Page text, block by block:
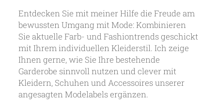
Entdecken Sie mit meiner Hilfe die Freude am
bewussten Umgang mit Mode: Kombinieren
Sie aktuelle Farb- und Fashiontrends geschickt
mit Ihrem individuellen Kleiderstil. Ich zeige
Ihnen gerne, wie Sie Ihre bestehende
Garderobe sinnvoll nutzen und clever mit
Kleidern, Schuhen und Accessoires unserer
angesagten Modelabels ergänzen.